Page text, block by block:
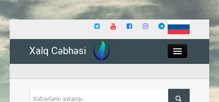
Xalq Cəbhəsi